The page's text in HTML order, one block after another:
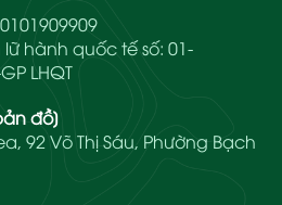
hành quốc tế số: 01-
LHQT
đồ]
92 Võ Thị Sáu, Phường Bạch